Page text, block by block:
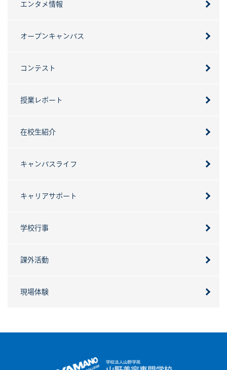
エンタメ情報
オープンキャンパス
コンテスト
授業レポート
在校生紹介
キャンパスライフ
キャリアサポート
学校行事
課外活動
現場体験